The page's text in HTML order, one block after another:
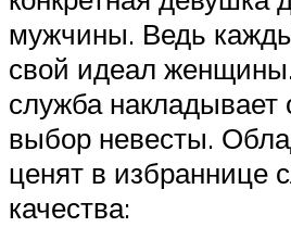
мужчины. Ведь
свой идеал
служба накладывает
выбор невесты.
ценят в избраннице
качества: